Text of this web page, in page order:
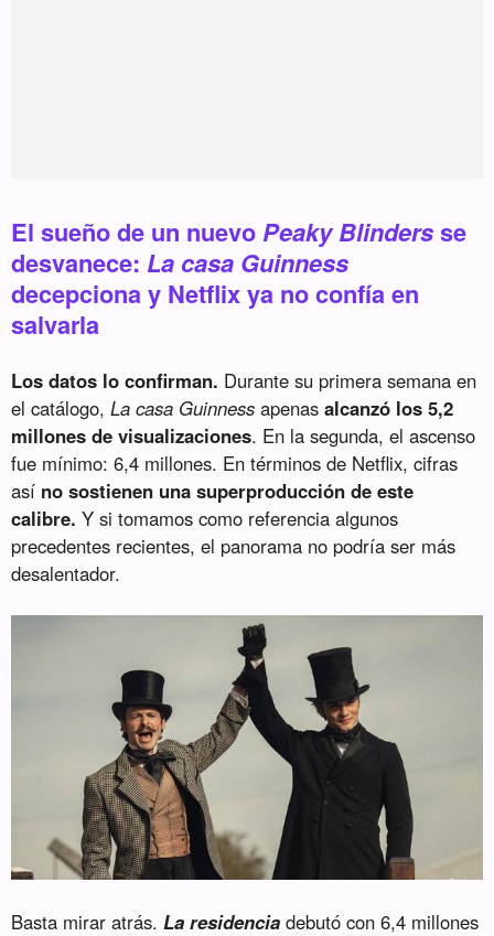
El sueño de un nuevo Peaky Blindersse
desvanece: La casa Guinness
decepciona y Netflix ya no confía en
salvarla
Los datos lo confirman. Durante su primera semana en
el catálogo,La casa Guinness apenasalcanzó los 5,2
millones de visualizaciones. En la segunda, el ascenso
fue mínimo: 6,4 millones. En términos de Netflix, cifras
así no sostienen una superproducción de este
calibre. Y si tomamos como referencia algunos
precedentes recientes, el panorama no podría ser más
desalentador.
Basta mirar atrás. La residencia debutó con 6,4 millones